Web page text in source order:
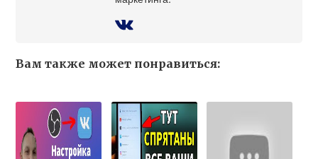
Вам также может понравиться: